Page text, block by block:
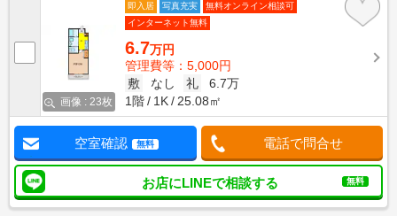
画像 : 23枚
即入居 写真充実
無料オンライン相談可
インターネット無料
6.7万円
管理費等：5,000円
敷
なし 礼
6.7万
1階
1K 25.08㎡
空室確認 無料 電話で問合せ
お店にLINEで相談する 無料